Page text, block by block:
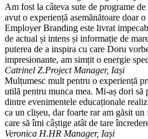
Am fost la câteva sute de programe
avut o experiență asemănătoare doar
Employer Branding este livrat
de actual și intens și informație de
puterea de a inspira cu care Doru
impresionante, am simțit o energie
Catrinel Z.Project Manager, Iași
Mulțumesc mult pentru o experiență
utilă pentru munca mea. Mi-aș dori să
dintre evenimentele educaționale
ca un clișeu, dar foarte rar am găsit
care să îmi câștige atât de tare
Veronica H.HR Manager, Iași